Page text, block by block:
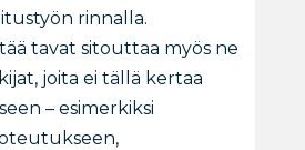
rinnalla.
tavat sitouttaa myös ne
joita ei tällä kertaa
– esimerkiksi